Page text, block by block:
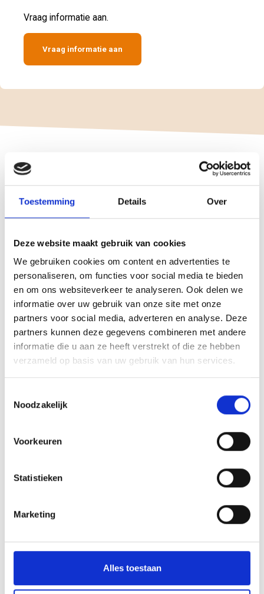
Toestemming Details Over
Deze website maakt gebruik van cookies
We gebruiken cookies om content en advertenties te
personaliseren, om functies voor social media te bieden
en om ons websiteverkeer te analyseren. Ook delen we
informatie over uw gebruik van onze site met onze
partners voor social media, adverteren en analyse. Deze
partners kunnen deze gegevens combineren met andere
informatie die u aan ze heeft verstrekt of die ze hebben
verzameld op basis van uw gebruik van hun services.
Noodzakelijk
Voorkeuren
Statistieken
Marketing
Alles toestaan
Vraag informatie aan.
Vraag informatie aan
Gevelstucventilatierooster
In elke gevel komt vocht voor. Ventileren is essentieel om
niet-geïsoleerd stucwerk. Daarom bieden wij speciaal voor
gestucte gevels het gevelstucventilatierooster.
Speciaal voor gestucte gevels.
Geschikt voor nieuwbouw en renovatie.
Weert plaagdieren en insecten.
Het gevelstucventilatierooster zorgt voor optimale ventilatie van
het rooster vast. Door dit na de afwerking te doen, komt er geen
voegsel, slijpsel of stucmortel in terecht. Zo investeer je in een
strakke uitstraling én ventileer je volledig volgens de richtlijnen
van het Bouwbesluit.
Je kunt het gevelstucventilatierooster toepassen bij zowel
alle ral-kleuren en uv-bestendig. Een mooie en tegelijkertijd
doeltreffende oplossing dus.